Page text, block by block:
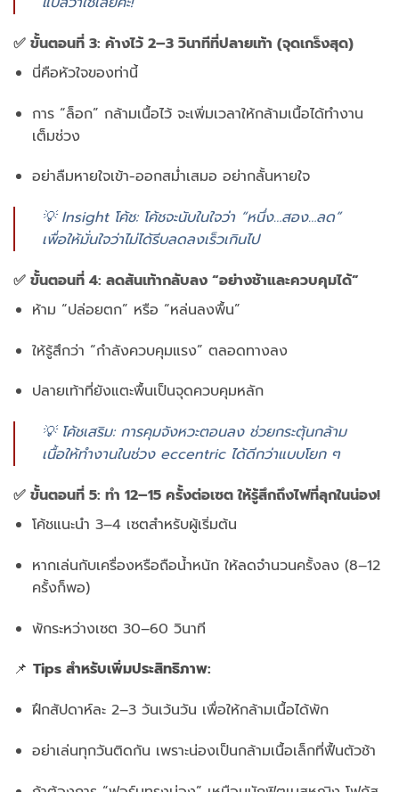
✅ ขั้นตอนที่ 3: ค้างไว้ 2–3 วินาทีที่ปลายเท้า (จุดเกร็งสุด)
นี่คือหัวใจของท่านี้
การ “ล็อก” กล้ามเนื้อไว้ จะเพิ่มเวลาให้กล้ามเนื้อได้ทำงาน
เต็มช่วง
อย่าลืมหายใจเข้า-ออกสม่ำเสมอ อย่ากลั้นหายใจ
💡 Insight โค้ช: โค้ชจะนับในใจว่า “หนึ่ง…สอง…ลด”
เพื่อให้มั่นใจว่าไม่ได้รีบลดลงเร็วเกินไป
✅ ขั้นตอนที่ 4: ลดส้นเท้ากลับลง “อย่างช้าและควบคุมได้”
ห้าม “ปล่อยตก” หรือ “หล่นลงพื้น”
ให้รู้สึกว่า “กำลังควบคุมแรง” ตลอดทางลง
ปลายเท้าที่ยังแตะพื้นเป็นจุดควบคุมหลัก
💡 โค้ชเสริม: การคุมจังหวะตอนลง ช่วยกระตุ้นกล้าม
เนื้อให้ทำงานในช่วง eccentric ได้ดีกว่าแบบโยก ๆ
✅ ขั้นตอนที่ 5: ทำ 12–15 ครั้งต่อเซตให้รู้สึกถึงไฟที่ลุกในน่อง!
โค้ชแนะนำ 3–4 เซตสำหรับผู้เริ่มต้น
หากเล่นกับเครื่องหรือถือน้ำหนัก ให้ลดจำนวนครั้งลง (8–12
ครั้งก็พอ)
พักระหว่างเซต 30–60 วินาที
📌 Tips สำหรับเพิ่มประสิทธิภาพ:
ฝึกสัปดาห์ละ 2–3 วันเว้นวัน เพื่อให้กล้ามเนื้อได้พัก
อย่าเล่นทุกวันติดกัน เพราะน่องเป็นกล้ามเนื้อเล็กที่ฟื้นตัวช้า